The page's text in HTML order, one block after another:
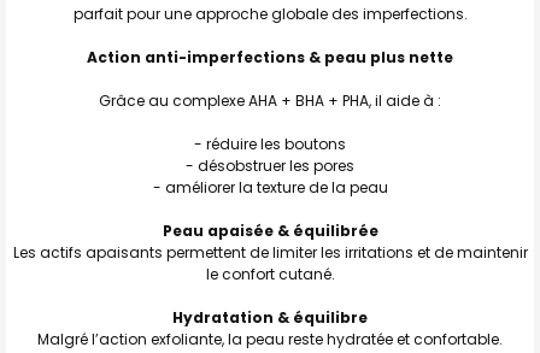
parfait pour une approche globale des imperfections.
Action anti-imperfections & peau plus nette
Grâce au complexe AHA + BHA + PHA, il aide à :
- réduire les boutons
- désobstruer les pores
- améliorer la texture de la peau
Peau apaisée & équilibrée
Les actifs apaisants permettent de limiter les irritations et de maintenir
le confort cutané.
Hydratation & équilibre
Malgré l’action exfoliante, la peau reste hydratée et confortable.